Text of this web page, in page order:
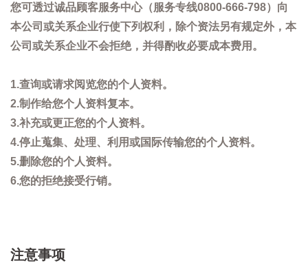
您可透过诚品顾客服务中心（服务专线0800-666-798）向
本公司或关系企业行使下列权利，除个资法另有规定外，本
公司或关系企业不会拒绝，并得酌收必要成本费用。
1.查询或请求阅览您的个人资料。
2.制作给您个人资料复本。
3.补充或更正您的个人资料。
4.停止蒐集、处理、利用或国际传输您的个人资料。
5.删除您的个人资料。
6.您的拒绝接受行销。
注意事项